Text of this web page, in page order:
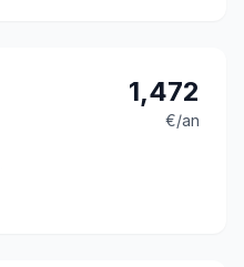
1,472
€/an